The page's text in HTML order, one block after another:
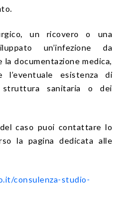
un ricovero o una
un’infezione da
la documentazione medica,
esistenza di
struttura sanitaria o dei
caso puoi contattare lo
la pagina dedicata alle
consulenza-studio-